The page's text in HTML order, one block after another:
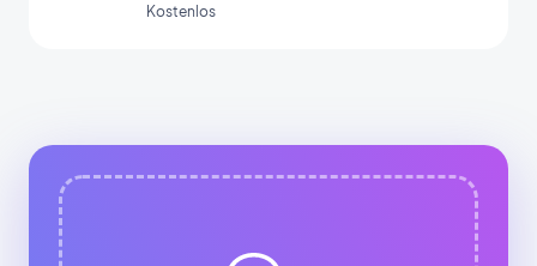
organisieren.
Kostenlos